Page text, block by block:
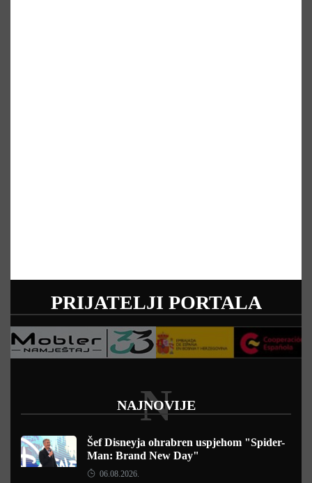
PRIJATELJI PORTALA
NAJNOVIJE
N
Šef Disneyja ohrabren uspjehom "Spider-
Man: Brand New Day"
06.08.2026.